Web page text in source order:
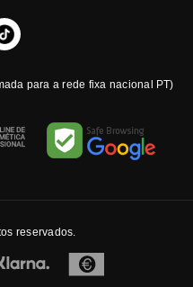
para a rede fixa nacional PT)
reservados.